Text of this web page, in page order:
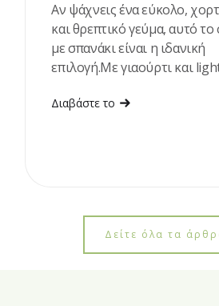
Αν ψάχνεις ένα εύκολο,
και θρεπτικό γεύμα, αυτό
με σπανάκι είναι η ιδανική
επιλογή.Με γιαούρτι και
ετοιμάζεται με λίγα υλικά.
Διαβάστε το
Δείτε όλα τα